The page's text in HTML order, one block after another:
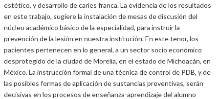
estético, y desarrollo de caries franca. La evidencia de los resultados
en este trabajo, sugiere la instalación de mesas de discusión del
núcleo académico básico de la especialidad, para instruir la
prevención de la lesión en nuestra institución. En este tenor, los
pacientes pertenecen en lo general, a un sector socio económico
desprotegido de la ciudad de Morelia, en el estado de Michoacán, en
México. La instrucción formal de una técnica de control de PDB, y de
las posibles formas de aplicación de sustancias preventivas, serán
decisivas en los procesos de enseñanza-aprendizaje del alumno